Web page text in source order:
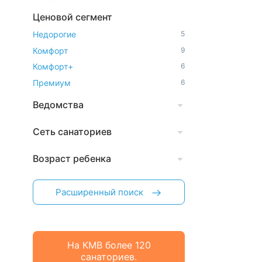
Ценовой сегмент
Недорогие 5
Комфорт 9
Комфорт+ 6
Премиум 6
Ведомства
Сеть санаториев
Возраст ребенка
Расширенный поиск
На КМВ более 120
санаториев.